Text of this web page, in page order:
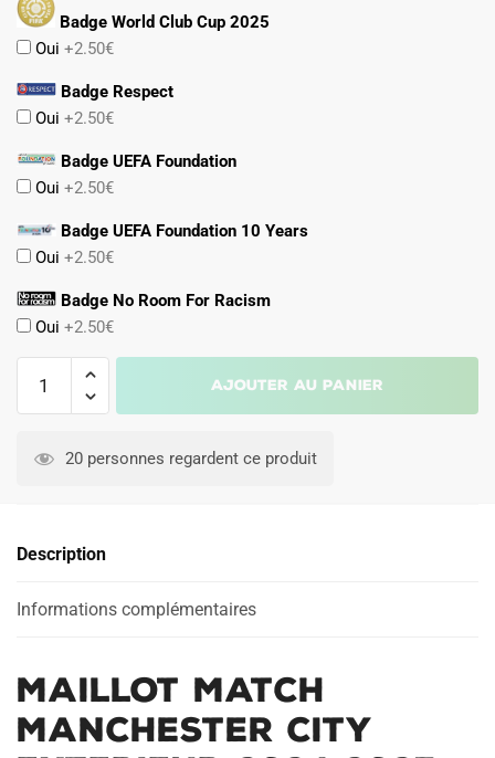
Badge World Club Cup 2025
Oui +2.50€
Badge Respect
Oui +2.50€
Badge UEFA Foundation
Oui +2.50€
Badge UEFA Foundation 10 Years
Oui +2.50€
Badge No Room For Racism
Oui +2.50€
Match
2024
Ajouter au panier
20 personnes regardent ce produit
Description
Informations complémentaires
Maillot Match
Manchester City